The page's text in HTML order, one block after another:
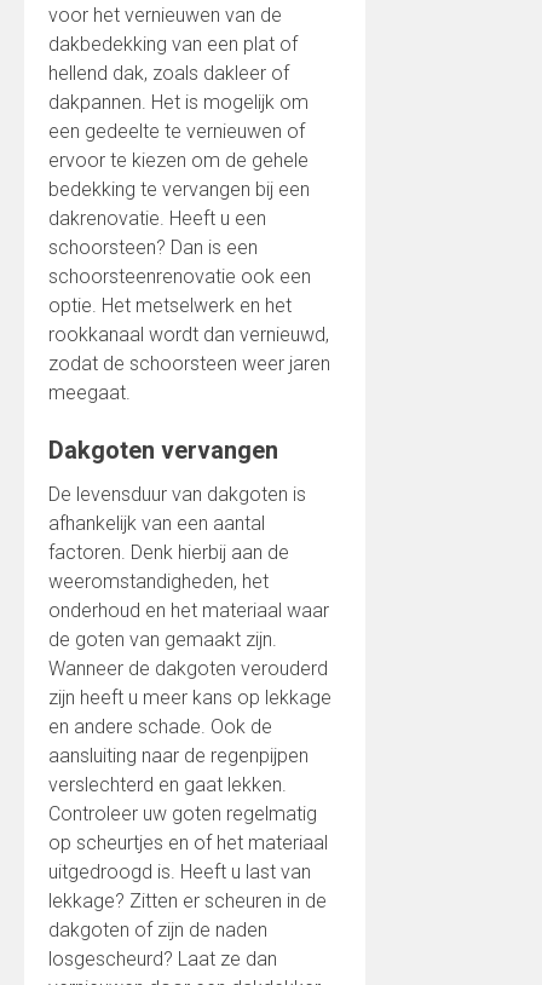
voor het vernieuwen van de
dakbedekking van een plat of
hellend dak, zoals dakleer of
dakpannen. Het is mogelijk om
een gedeelte te vernieuwen of
ervoor te kiezen om de gehele
bedekking te vervangen bij een
dakrenovatie. Heeft u een
schoorsteen? Dan is een
schoorsteenrenovatie ook een
optie. Het metselwerk en het
rookkanaal wordt dan vernieuwd,
zodat de schoorsteen weer jaren
meegaat.
Dakgoten vervangen
De levensduur van dakgoten is
afhankelijk van een aantal
factoren. Denk hierbij aan de
weeromstandigheden, het
onderhoud en het materiaal waar
de goten van gemaakt zijn.
Wanneer de dakgoten verouderd
zijn heeft u meer kans op lekkage
en andere schade. Ook de
aansluiting naar de regenpijpen
verslechterd en gaat lekken.
Controleer uw goten regelmatig
op scheurtjes en of het materiaal
uitgedroogd is. Heeft u last van
lekkage? Zitten er scheuren in de
dakgoten of zijn de naden
losgescheurd? Laat ze dan